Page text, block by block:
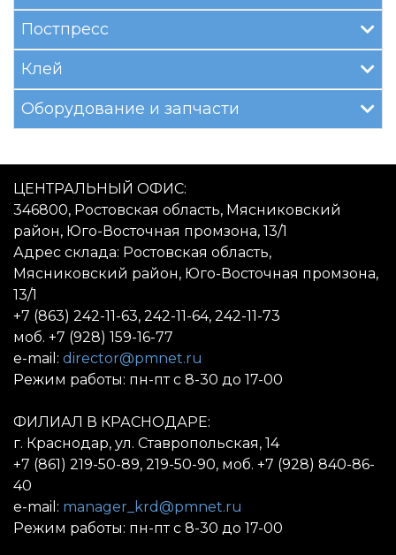
Постпресс
Клей
Оборудование и запчасти
ЦЕНТРАЛЬНЫЙ ОФИС:
346800, Ростовская область, Мясниковский
район, Юго-Восточная промзона, 13/1
Адрес склада: Ростовская область,
Мясниковский район, Юго-Восточная промзона,
13/1
+7 (863) 242-11-63, 242-11-64, 242-11-73
моб. +7 (928) 159-16-77
e-mail: director@pmnet.ru
Режим работы: пн-пт с 8-30 до 17-00
ФИЛИАЛ В КРАСНОДАРЕ:
г. Краснодар, ул. Ставропольская, 14
+7 (861) 219-50-89, 219-50-90, моб. +7 (928) 840-86-
40
e-mail: manager_krd@pmnet.ru
Режим работы: пн-пт с 8-30 до 17-00